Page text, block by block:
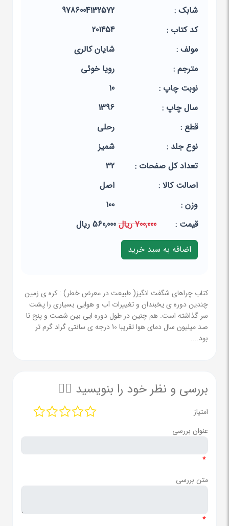
شابک :
9786004132572
کد کتاب :
201454
مولف :
شایان کالری
مترجم :
رویا خوئی
نوبت چاپ :
10
سال چاپ :
1396
قطع :
رحلی
نوع جلد :
شمیز
تعداد کل صفحات :
32
اصالت کالا :
اصل
وزن :
100
قيمت :
700,000 ریال 560,000 ریال
کتاب چراهای شگفت انگیز( طبیعت در معرض خطر) : کره ی زمین
چندین دوره ی یخبندان و تغییرات آب و هوایی بسیاری را پشت
سر گذاشته است. هم چنین در طول دوره ایی بین شصت و پنج تا
صد میلیون سال دمای هوا تقریبا 10 درجه ی سانتی گراد گرم تر
بود....
بررسی و نظر خود را بنویسید ✍🏻
امتیاز
عنوان بررسی
*
متن بررسی
*